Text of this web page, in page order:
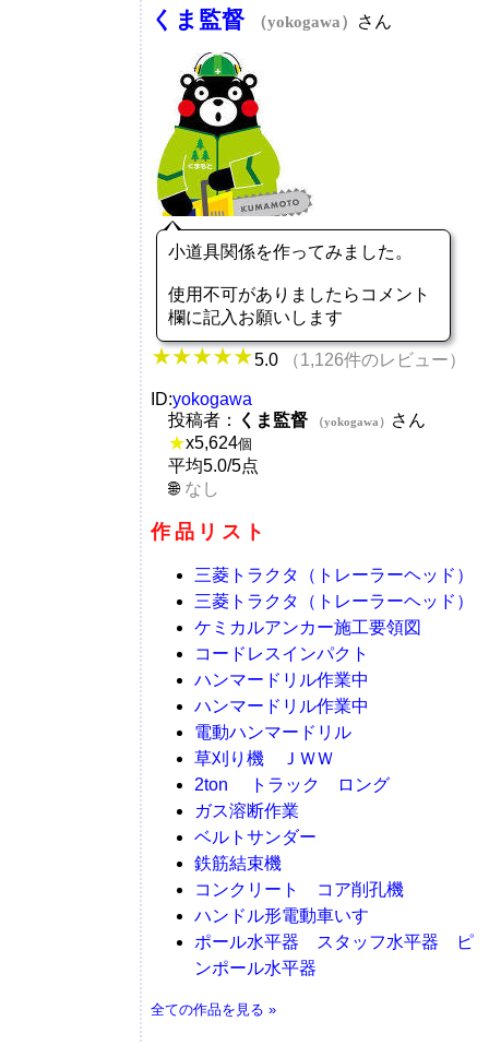
くま監督 （yokogawa） さん
小道具関係を作ってみました。
使用不可がありましたらコメント
欄に記入お願いします
5.0 （1,126件のレビュー）
ID:yokogawa
投稿者：
くま監督 （yokogawa）
さん
★x5,624個
平均5.0/5点
なし
作品リスト
三菱トラクタ（トレーラーヘッド）
三菱トラクタ（トレーラーヘッド）
ケミカルアンカー施工要領図
コードレスインパクト
ハンマードリル作業中
ハンマードリル作業中
電動ハンマードリル
草刈り機 ＪＷＷ
2ton トラック ロング
ガス溶断作業
ベルトサンダー
鉄筋結束機
コンクリート コア削孔機
ハンドル形電動車いす
ポール水平器 スタッフ水平器 ピ
ンポール水平器
全ての作品を見る »